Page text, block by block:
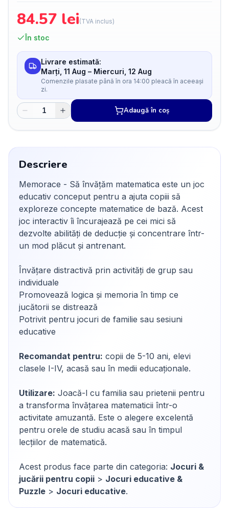
84.57 lei(TVA inclus)
În stoc
Livrare estimată:
Marți, 11 Aug – Miercuri, 12 Aug
Comenzile plasate până în ora 14:00 pleacă în aceeași
zi.
Adaugă în coș
Descriere
Memorace - Să învățăm matematica este un joc
educativ conceput pentru a ajuta copiii să
exploreze concepte matematice de bază. Acest
joc interactiv îi încurajează pe cei mici să
dezvolte abilități de deducție și concentrare într-
un mod plăcut și antrenant.
Învățare distractivă prin activități de grup sau
individuale
Promovează logica și memoria în timp ce
jucătorii se distrează
Potrivit pentru jocuri de familie sau sesiuni
educative
Recomandat pentru: copii de 5-10 ani, elevi
clasele I-IV, acasă sau în medii educaționale.
Utilizare: Joacă-l cu familia sau prietenii pentru
a transforma învățarea matematicii într-o
activitate amuzantă. Este o alegere excelentă
pentru orele de studiu acasă sau în timpul
lecțiilor de matematică.
Acest produs face parte din categoria: Jocuri &
jucării pentru copii > Jocuri educative &
Puzzle > Jocuri educative.